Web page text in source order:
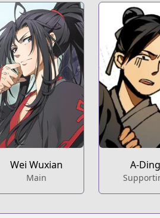
Wei Wuxian
Main
A-Ding